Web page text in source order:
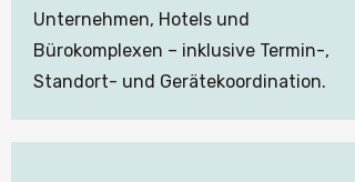
Unternehmen, Hotels und
Bürokomplexen – inklusive Termin-,
Standort- und Gerätekoordination.